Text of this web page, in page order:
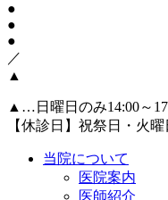
●
●
●
／
▲
▲ …日曜日のみ14:00～
【休診日】祝祭日・火曜
当院について
医院案内
医師紹介